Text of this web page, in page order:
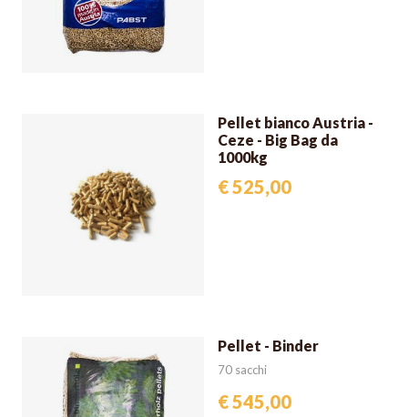
Pellet bianco Austria -
Ceze - Big Bag da
1000kg
€ 525,00
Pellet - Binder
70 sacchi
€ 545,00